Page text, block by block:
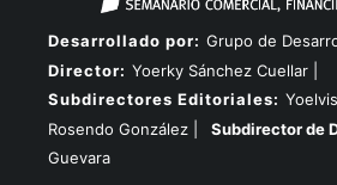
Desarrollado por: Grupo de
Director: Yoerky Sánchez Cuellar |
Subdirectores Editoriales:
Rosendo González |
Subdirector de
Guevara